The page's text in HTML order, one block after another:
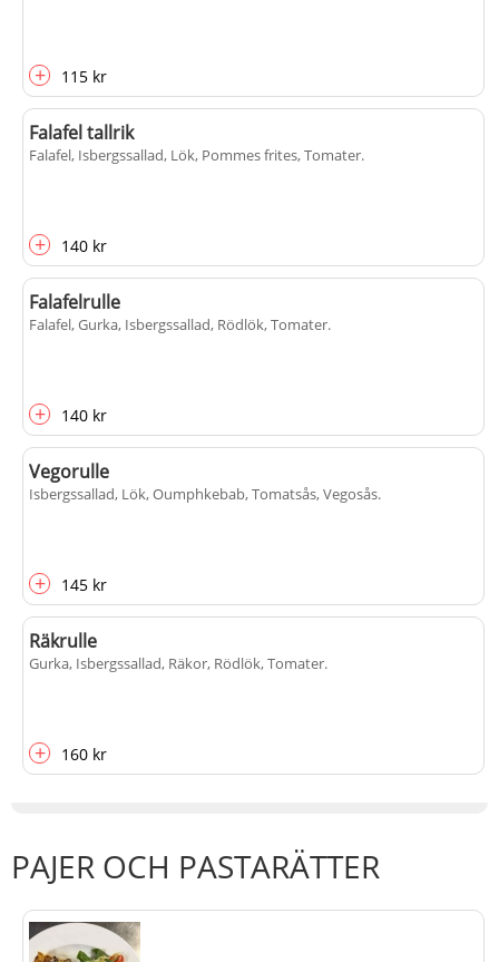
+ 115 kr
Falafel tallrik
Falafel, Isbergssallad, Lök, Pommes frites, Tomater.
+ 140 kr
Falafelrulle
Falafel, Gurka, Isbergssallad, Rödlök, Tomater.
+ 140 kr
Vegorulle
Isbergssallad, Lök, Oumphkebab, Tomatsås, Vegosås.
+ 145 kr
Räkrulle
Gurka, Isbergssallad, Räkor, Rödlök, Tomater.
+ 160 kr
PAJER OCH PASTARÄTTER